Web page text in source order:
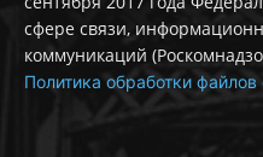
сфере связи,
коммуникаций
Политика обработки